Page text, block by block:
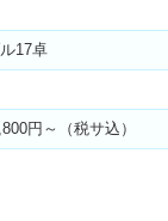
17卓
円～（税サ込）